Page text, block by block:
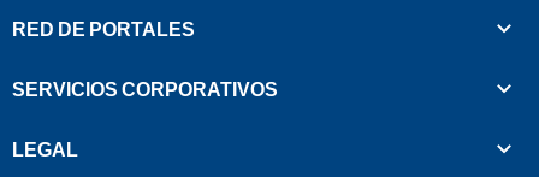
RED DE PORTALES
SERVICIOS CORPORATIVOS
LEGAL